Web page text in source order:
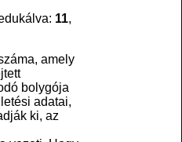
11,
amely
bolygója
adatai,
ki, az